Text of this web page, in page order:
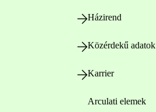
Házirend
Közérdekű adatok
Karrier
Arculati elemek